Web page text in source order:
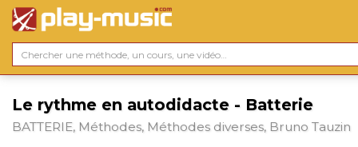
Le rythme en autodidacte - Batterie
BATTERIE, Méthodes, Méthodes diverses, Bruno Tauzin